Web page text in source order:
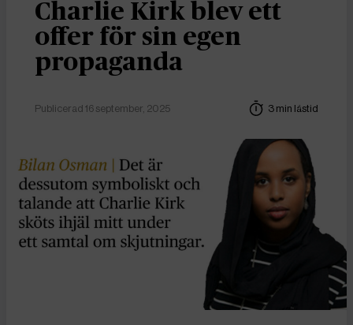
Charlie Kirk blev ett
offer för sin egen
propaganda
Publicerad 16 september, 2025 3 min lästid